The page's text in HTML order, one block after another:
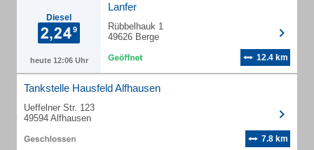
Diesel
heute 12:06 Uhr
Lanfer
Rübbelhauk 1
49626 Berge
12.4 km
Tankstelle Hausfeld Alfhausen
Ueffelner Str. 123
49594 Alfhausen
7.8 km